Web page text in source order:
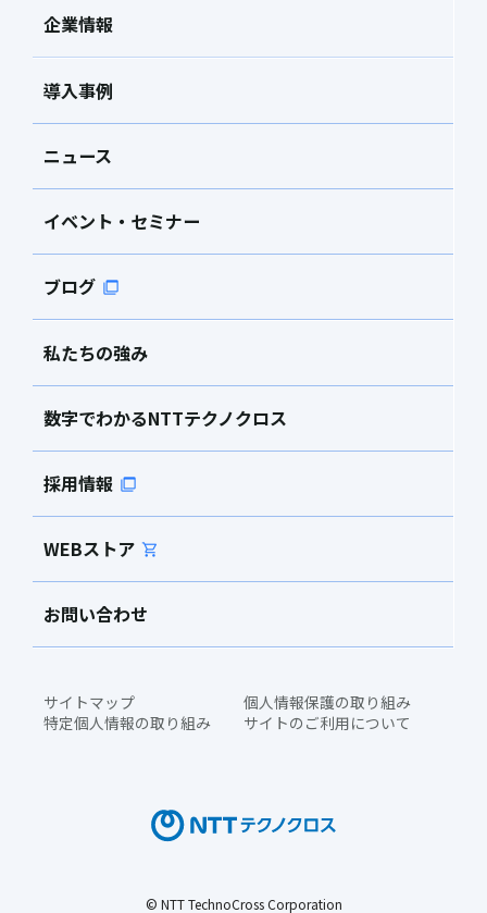
企業情報
導入事例
ニュース
イベント・セミナー
ブログ
私たちの強み
数字でわかるNTTテクノクロス
採用情報
WEBストア
お問い合わせ
サイトマップ
個人情報保護の取り組み
特定個人情報の取り組み
サイトのご利用について
© NTT TechnoCross Corporation